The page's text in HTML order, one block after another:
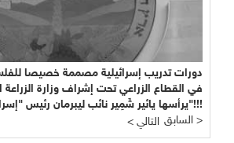
دورات تدريب إسرائيلية مصممة خصيصا
في القطاع الزراعي تحت إشراف وزارة الزراعة
يرأسها يائير شَمِير نائب ليبرمان رئيس "إسرائيل بيتنا"!!!
< التالي
السابق >